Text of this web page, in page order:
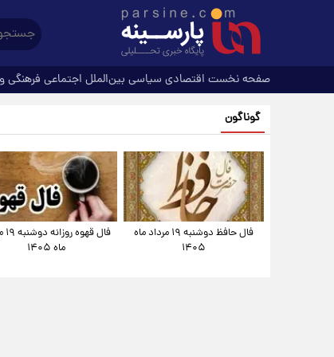
صفحه نخست اقتصادی سیاسی بین‌الملل اجتماعی فرهنگی
گوناگون
فال حافظ دوشنبه ۱۹ مرداد ماه
۱۴۰۵
ماه ۱۴۰۵